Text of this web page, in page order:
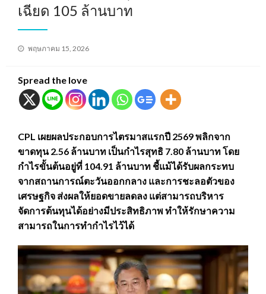
เฉียด 105 ล้านบาท
Posted
พฤษภาคม 15, 2026
Spread the love
CPL เผยผลประกอบการไตรมาสแรกปี 2569 พลิกจาก
ขาดทุน 2.56 ล้านบาท เป็นกำไรสุทธิ 7.80 ล้านบาท โดย
กำไรขั้นต้นอยู่ที่ 104.91 ล้านบาท ชี้แม้ได้รับผลกระทบ
จากสถานการณ์ตะวันออกกลาง และการชะลอตัวของ
เศรษฐกิจ ส่งผลให้ยอดขายลดลง แต่สามารถบริหาร
จัดการต้นทุนได้อย่างมีประสิทธิภาพ ทำให้รักษาความ
สามารถในการทำกำไรไว้ได้